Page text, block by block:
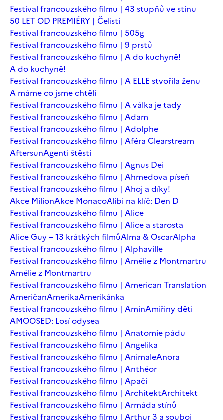
Festival francouzského filmu | 43 stupňů ve stínu
50 LET OD PREMIÉRY | Čelisti
Festival francouzského filmu | 505g
Festival francouzského filmu | 9 prstů
Festival francouzského filmu | A do kuchyně!
A do kuchyně!
Festival francouzského filmu | A ELLE stvořila ženu
A máme co jsme chtěli
Festival francouzského filmu | A válka je tady
Festival francouzského filmu | Adam
Festival francouzského filmu | Adolphe
Festival francouzského filmu | Aféra Clearstream
AftersunAgenti štěstí
Festival francouzského filmu | Agnus Dei
Festival francouzského filmu | Ahmedova píseň
Festival francouzského filmu | Ahoj a díky!
Akce MilionAkce MonacoAlibi na klíč: Den D
Festival francouzského filmu | Alice
Festival francouzského filmu | Alice a starosta
Alice Guy – 13 krátkých filmůAlma & OscarAlpha
Festival francouzského filmu | Alphaville
Festival francouzského filmu | Amélie z Montmartru
Amélie z Montmartru
Festival francouzského filmu | American Translation
AmeričanAmerikaAmerikánka
Festival francouzského filmu | AminAmiřiny děti
AMOOSED: Losí odysea
Festival francouzského filmu | Anatomie pádu
Festival francouzského filmu | Angelika
Festival francouzského filmu | AnimaleAnora
Festival francouzského filmu | Anthéor
Festival francouzského filmu | Apači
Festival francouzského filmu | ArchitektArchitekt
Festival francouzského filmu | Armáda stínů
Festival francouzského filmu | Arthur 3 a souboj